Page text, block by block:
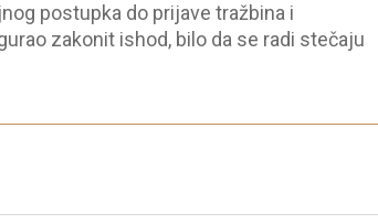
postupka do prijave tražbina i
zakonit ishod, bilo da se radi stečaju